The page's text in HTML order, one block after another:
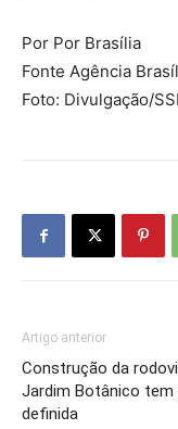
Por Por Brasília
Fonte Agência
Foto: Divulgação/
Artigo anterior
Construção da
Jardim Botânico tem
definida